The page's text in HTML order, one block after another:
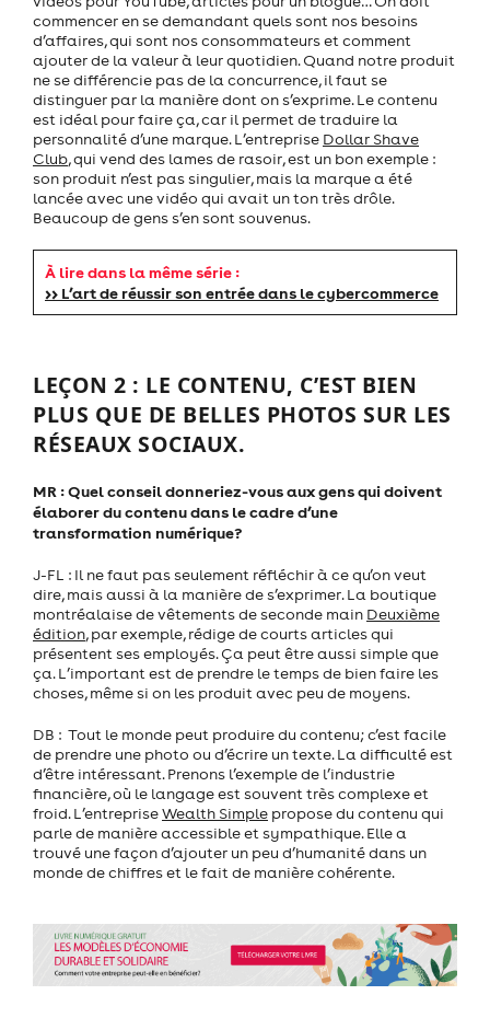
commencer en se demandant quels sont nos besoins
d’affaires, qui sont nos consommateurs et comment
ajouter de la valeur à leur quotidien. Quand notre produit
ne se différencie pas de la concurrence, il faut se
distinguer par la manière dont on s’exprime. Le contenu
est idéal pour faire ça, car il permet de traduire la
personnalité d’une marque. L’entreprise Dollar Shave
Club, qui vend des lames de rasoir, est un bon exemple :
son produit n’est pas singulier, mais la marque a été
lancée avec une vidéo qui avait un ton très drôle.
Beaucoup de gens s’en sont souvenus.
À lire dans la même série :
>> L’art de réussir son entrée dans le cybercommerce
LEÇON 2 : LE CONTENU, C’EST BIEN
PLUS QUE DE BELLES PHOTOS SUR LES
RÉSEAUX SOCIAUX.
MR : Quel conseil donneriez-vous aux gens qui doivent
élaborer du contenu dans le cadre d’une
transformation numérique?
J-FL : Il ne faut pas seulement réfléchir à ce qu’on veut
dire, mais aussi à la manière de s’exprimer. La boutique
montréalaise de vêtements de seconde main Deuxième
édition, par exemple, rédige de courts articles qui
présentent ses employés. Ça peut être aussi simple que
ça. L’important est de prendre le temps de bien faire les
choses, même si on les produit avec peu de moyens.
DB : Tout le monde peut produire du contenu; c’est facile
de prendre une photo ou d’écrire un texte. La difficulté est
d’être intéressant. Prenons l’exemple de l’industrie
financière, où le langage est souvent très complexe et
froid. L’entrepriseWealth Simple propose du contenu qui
parle de manière accessible et sympathique. Elle a
trouvé une façon d’ajouter un peu d’humanité dans un
monde de chiffres et le fait de manière cohérente.